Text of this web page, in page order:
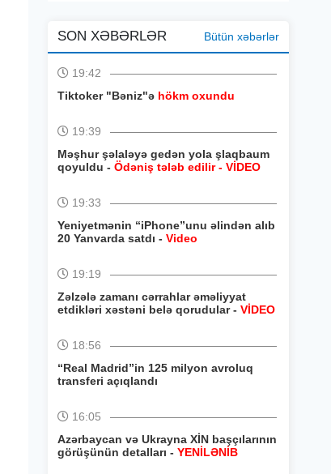
SON XƏBƏRLƏR Bütün xəbərlər
19:42
Tiktoker "Bəniz"ə hökm oxundu
19:39
Məşhur şəlaləyə gedən yola şlaqbaum
qoyuldu - Ödəniş tələb edilir - VİDEO
19:33
Yeniyetmənin “iPhone”unu əlindən alıb
20 Yanvarda satdı - Video
19:19
Zəlzələ zamanı cərrahlar əməliyyat
etdikləri xəstəni belə qorudular - VİDEO
18:56
“Real Madrid”in 125 milyon avroluq
transferi açıqlandı
16:05
Azərbaycan və Ukrayna XİN başçılarının
görüşünün detalları - YENİLƏNİB